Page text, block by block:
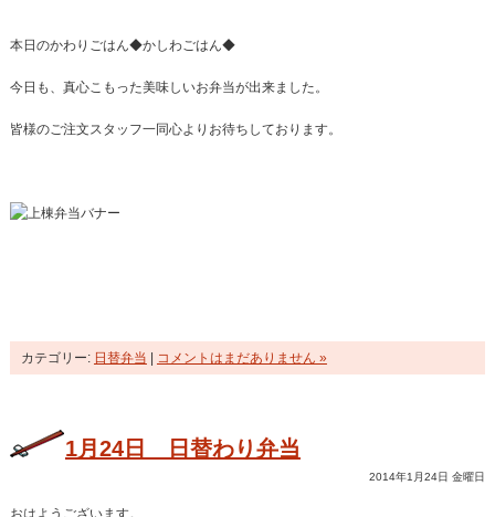
本日のかわりごはん◆かしわごはん◆
今日も、真心こもった美味しいお弁当が出来ました。
皆様のご注文スタッフ一同心よりお待ちしております。
カテゴリー: 日替弁当 コメントはまだありません »
1月24日 日替わり弁当
2014年1月24日 金曜日
おはようございます。